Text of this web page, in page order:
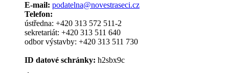
E-mail: podatelna@novestraseci.cz
Telefon:
ústředna: +420 313 572 511-2
sekretariát: +420 313 511 640
odbor výstavby: +420 313 511 730
ID datové schránky: h2sbx9c